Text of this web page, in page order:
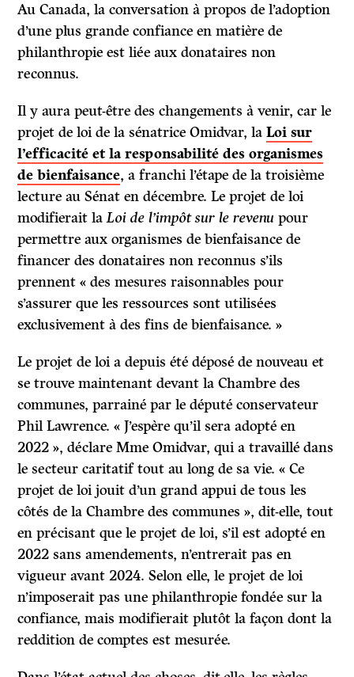
Au Canada, la conversation à propos de l’adoption
d’une plus grande confiance en matière de
philanthropie est liée aux donataires non
reconnus.
Il y aura peut-être des changements à venir, car le
projet de loi de la sénatrice Omidvar, laLoi sur
l’efficacité et la responsabilité des organismes
de bienfaisance, a franchi l’étape de la troisième
lecture au Sénat en décembre. Le projet de loi
modifierait laLoi de l’impôt sur le revenu pour
permettre aux organismes de bienfaisance de
financer des donataires non reconnus s’ils
prennent « des mesures raisonnables pour
s’assurer que les ressources sont utilisées
exclusivement à des fins de bienfaisance. »
Le projet de loi a depuis été déposé de nouveau et
se trouve maintenant devant la Chambre des
communes, parrainé par le député conservateur
Phil Lawrence. « J’espère qu’il sera adopté en
2022 », déclare Mme Omidvar, qui a travaillé dans
le secteur caritatif tout au long de sa vie. « Ce
projet de loi jouit d’un grand appui de tous les
côtés de la Chambre des communes », dit-elle, tout
en précisant que le projet de loi, s’il est adopté en
2022 sans amendements, n’entrerait pas en
vigueur avant 2024. Selon elle, le projet de loi
n’imposerait pas une philanthropie fondée sur la
confiance, mais modifierait plutôt la façon dont la
reddition de comptes est mesurée.